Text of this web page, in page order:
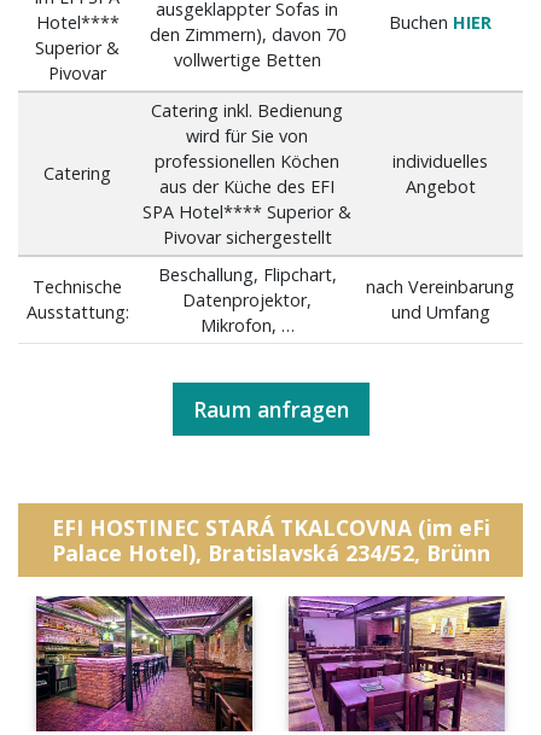
Hotel****
Superior &
Pivovar
ausgeklappter Sofas in
den Zimmern), davon 70
vollwertige Betten
Buchen HIER
Catering
Catering inkl. Bedienung
wird für Sie von
professionellen Köchen
aus der Küche des EFI
SPA Hotel**** Superior &
Pivovar sichergestellt
individuelles
Angebot
Technische
Ausstattung:
Beschallung, Flipchart,
Datenprojektor,
Mikrofon, …
nach Vereinbarung
und Umfang
Raum anfragen
EFI HOSTINEC STARÁ TKALCOVNA (im eFi
Palace Hotel), Bratislavská 234/52, Brünn